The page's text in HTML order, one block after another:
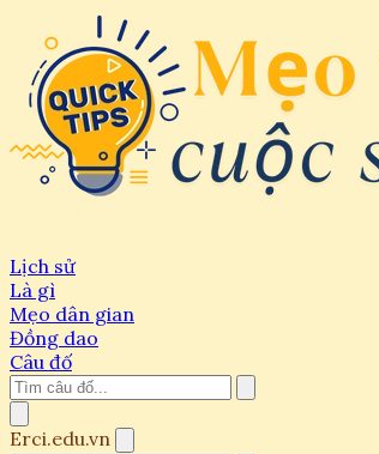
Lịch sử
Là gì
Mẹo dân gian
Đồng dao
Câu đố
Erci.edu.vn